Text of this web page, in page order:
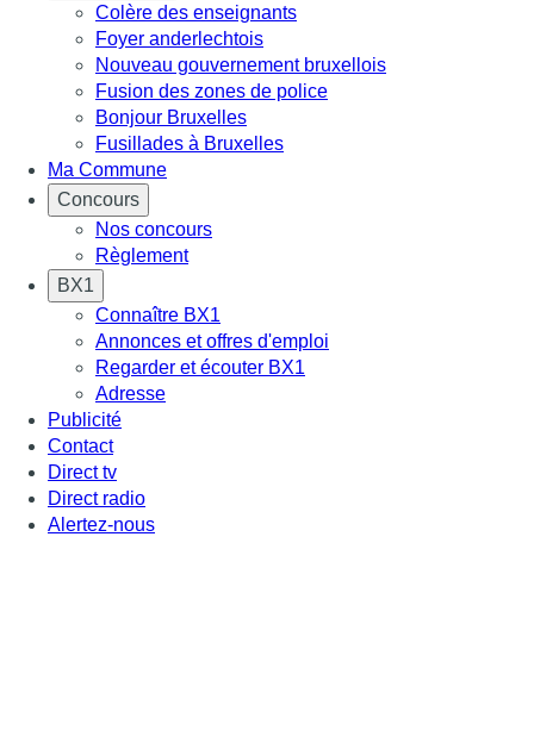
Colère des enseignants
Foyer anderlechtois
Nouveau gouvernement bruxellois
Fusion des zones de police
Bonjour Bruxelles
Fusillades à Bruxelles
Ma Commune
Concours
Nos concours
Règlement
BX1
Connaître BX1
Annonces et offres d'emploi
Regarder et écouter BX1
Adresse
Publicité
Contact
Direct tv
Direct radio
Alertez-nous